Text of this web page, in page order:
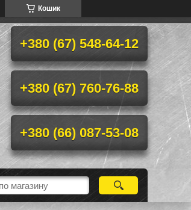
Кошик
+380 (67) 548-64-12
+380 (67) 760-76-88
+380 (66) 087-53-08